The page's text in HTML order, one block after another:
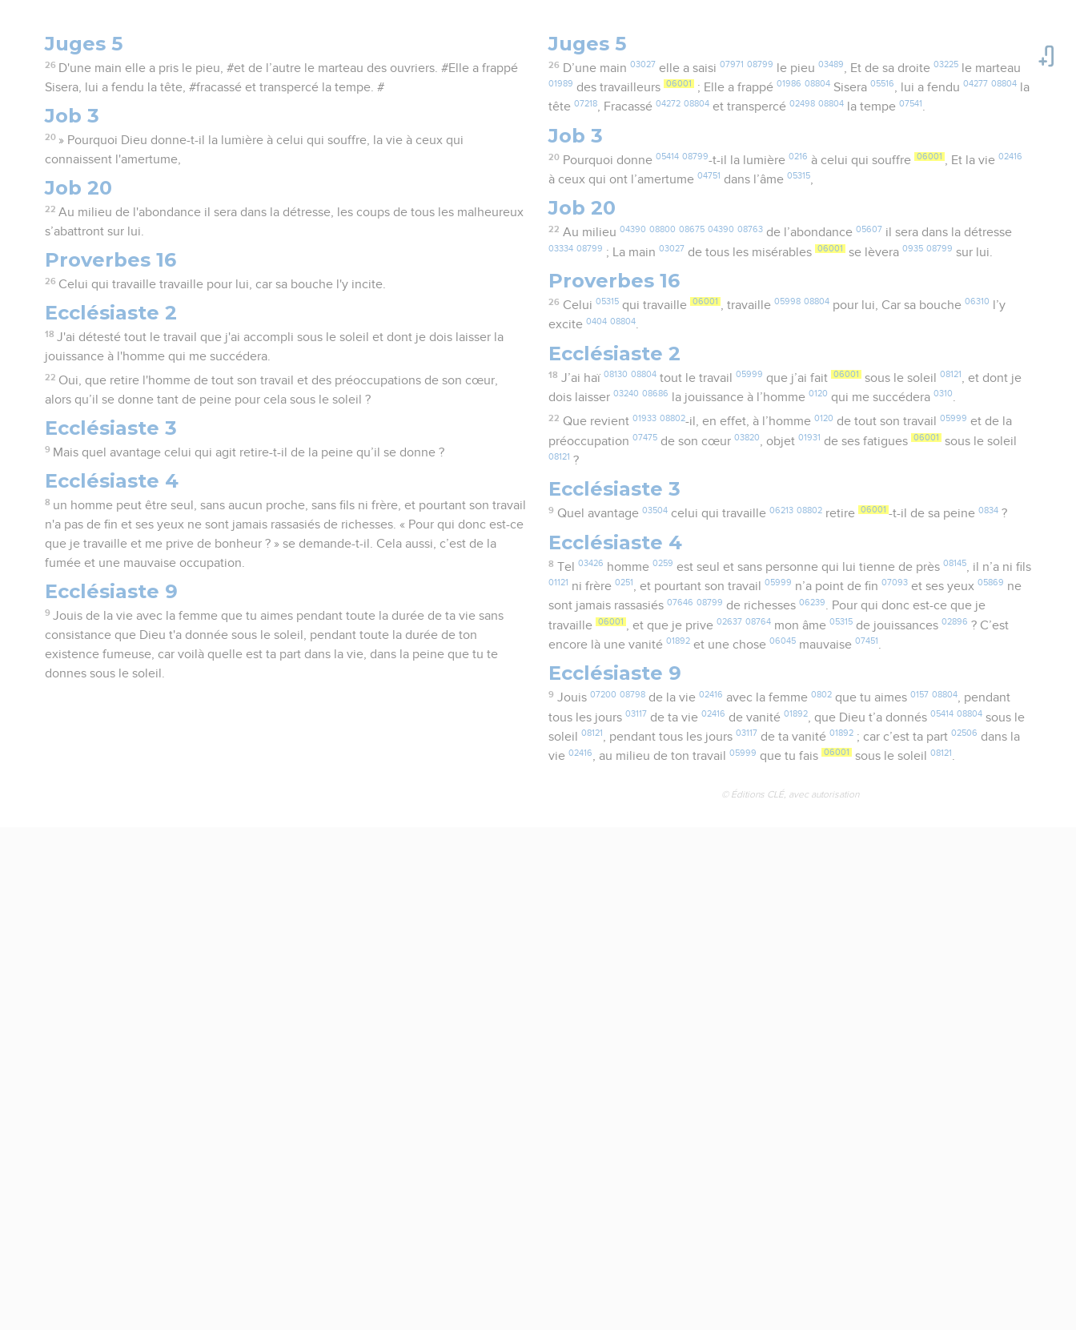
Juges 5
26 D'une main elle a pris le pieu, #et de l’autre le marteau des ouvriers. #Elle a frappé
Sisera, lui a fendu la tête, #fracassé et transpercé la tempe. #
Job 3
20 » Pourquoi Dieu donne-t-il la lumière à celui qui souffre, la vie à ceux qui
connaissent l'amertume,
Job 20
22 Au milieu de l'abondance il sera dans la détresse, les coups de tous les malheureux
s’abattront sur lui.
Proverbes 16
26 Celui qui travaille travaille pour lui, car sa bouche l'y incite.
Ecclésiaste 2
18 J'ai détesté tout le travail que j'ai accompli sous le soleil et dont je dois laisser la
jouissance à l'homme qui me succédera.
22 Oui, que retire l'homme de tout son travail et des préoccupations de son cœur,
alors qu’il se donne tant de peine pour cela sous le soleil ?
Ecclésiaste 3
9 Mais quel avantage celui qui agit retire-t-il de la peine qu’il se donne ?
Ecclésiaste 4
8 un homme peut être seul, sans aucun proche, sans fils ni frère, et pourtant son travail
n'a pas de fin et ses yeux ne sont jamais rassasiés de richesses. « Pour qui donc est-ce
que je travaille et me prive de bonheur ? » se demande-t-il. Cela aussi, c’est de la
fumée et une mauvaise occupation.
Ecclésiaste 9
9 Jouis de la vie avec la femme que tu aimes pendant toute la durée de ta vie sans
consistance que Dieu t'a donnée sous le soleil, pendant toute la durée de ton
existence fumeuse, car voilà quelle est ta part dans la vie, dans la peine que tu te
donnes sous le soleil.
Juges 5
26 D’une main 03027 elle a saisi 07971 08799 le pieu 03489 , Et de sa droite 03225le marteau
01989 des travailleurs 06001 ; Elle a frappé01986 08804 Sisera05516, lui a fendu04277 08804
la
tête07218, Fracassé04272 08804 et transpercé02498 08804 la tempe07541 .
Job 3
20 Pourquoi donne 05414 08799-t-il la lumière 0216 à celui qui souffre 06001 , Et la vie 02416
à ceux qui ont l’amertume04751 dans l’âme05315,
Job 20
22 Au milieu 04390 08800 08675 04390 08763de l’abondance 05607 il sera dans la détresse
03334 08799 ; La main03027 de tous les misérables 06001 se lèvera0935 08799 sur lui.
Proverbes 16
26 Celui 05315qui travaille 06001 , travaille 05998 08804pour lui, Car sa bouche 06310
l’y
excite0404 08804.
Ecclésiaste 2
18 J’ai haï 08130 08804tout le travail 05999 que j’ai fait 06001 sous le soleil 08121
, et dont je
dois laisser03240 08686 la jouissance à l’homme0120 qui me succédera0310.
22 Que revient 01933 08802-il, en effet, à l’homme 0120 de tout son travail 05999 et de la
préoccupation07475 de son cœur03820 , objet01931 de ses fatigues 06001 sous le soleil
08121 ?
Ecclésiaste 3
9 Quel avantage 03504celui qui travaille 06213 08802retire 06001 -t-il de sa peine 0834?
Ecclésiaste 4
8 Tel 03426 homme 0259 est seul et sans personne qui lui tienne de près 08145, il n’a ni fils
01121 ni frère0251 , et pourtant son travail05999 n’a point de fin07093 et ses yeux05869 ne
sont jamais rassasiés07646 08799 de richesses06239. Pour qui donc est-ce que je
travaille 06001 , et que je prive02637 08764 mon âme05315 de jouissances02896 ? C’est
encore là une vanité01892 et une chose06045 mauvaise07451 .
Ecclésiaste 9
9 Jouis 07200 08798de la vie 02416 avec la femme 0802que tu aimes 0157 08804, pendant
tous les jours03117 de ta vie02416 de vanité01892 , que Dieu t’a donnés05414 08804 sous le
soleil08121 , pendant tous les jours03117 de ta vanité01892 ; car c’est ta part02506 dans la
vie02416, au milieu de ton travail05999 que tu fais 06001 sous le soleil08121.
© Éditions CLÉ, avec autorisation